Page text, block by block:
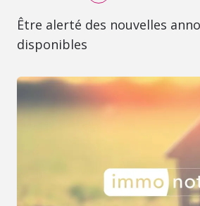
Être alerté des nouvelles
disponibles